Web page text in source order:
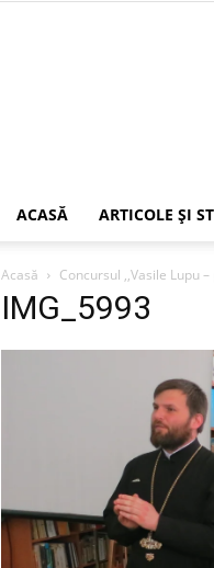
ACASĂ ARTICOLE ŞI
Acasă Concursul ,,Vasilе Lupu
IMG_5993